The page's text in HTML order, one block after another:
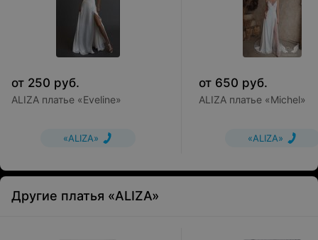
от 250 руб.
ALIZA платье «Eveline»
«ALIZA»
от 650 руб.
ALIZA платье «Michel»
«ALIZA»
Другие платья «ALIZA»